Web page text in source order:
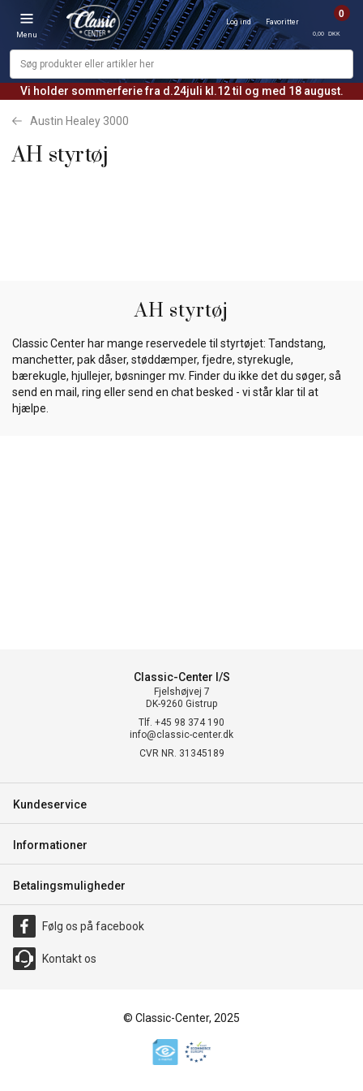
Vi holder sommerferie fra d.24juli kl.12 til og med 18 august.
Menu
Log ind Favoritter
0
0,00 DKK
Austin Healey 3000
AH styrtøj
AH styrtøj
Classic Center har mange reservedele til styrtøjet: Tandstang,
manchetter, pak dåser, støddæmper, fjedre, styrekugle,
bærekugle, hjullejer, bøsninger mv. Finder du ikke det du søger, så
send en mail, ring eller send en chat besked - vi står klar til at
hjælpe.
Classic-Center I/S
Fjelshøjvej 7
DK-9260 Gistrup
Tlf. +45 98 374 190
info@classic-center.dk
CVR NR. 31345189
Kundeservice
Informationer
Betalingsmuligheder
Følg os på facebook
Kontakt os
© Classic-Center, 2025